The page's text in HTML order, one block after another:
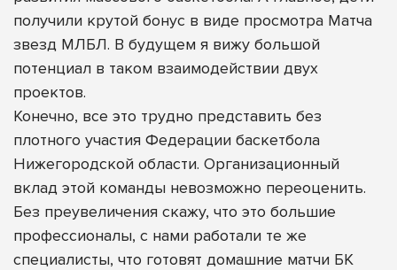
получили крутой бонус в виде просмотра Матча
звезд МЛБЛ. В будущем я вижу большой
потенциал в таком взаимодействии двух
проектов.
Конечно, все это трудно представить без
плотного участия Федерации баскетбола
Нижегородской области. Организационный
вклад этой команды невозможно переоценить.
Без преувеличения скажу, что это большие
профессионалы, с нами работали те же
специалисты, что готовят домашние матчи БК